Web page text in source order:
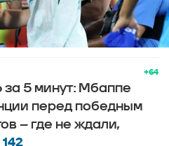
+64
5 минут: Мбаппе
перед победным
– где не ждали,
142